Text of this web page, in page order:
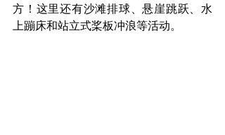
方！这里还有沙滩排球、悬崖跳跃、水
上蹦床和站立式桨板冲浪等活动。